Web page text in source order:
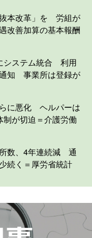
本改革」を 労組が
改善加算の基本報酬
システム統合 利用
知 事業所は登録が
に悪化 ヘルパーは
が切迫＝介護労働
数、4年連続減 通
続く＝厚労省統計